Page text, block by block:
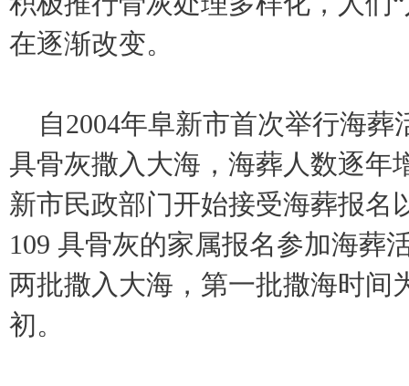
在逐渐改变。
自2004年阜新市首次举行海葬
具骨灰撒入大海，海葬人数逐年
新市民政部门开始接受海葬报名
109 具骨灰的家属报名参加海葬
两批撒入大海，第一批撒海时间
初。